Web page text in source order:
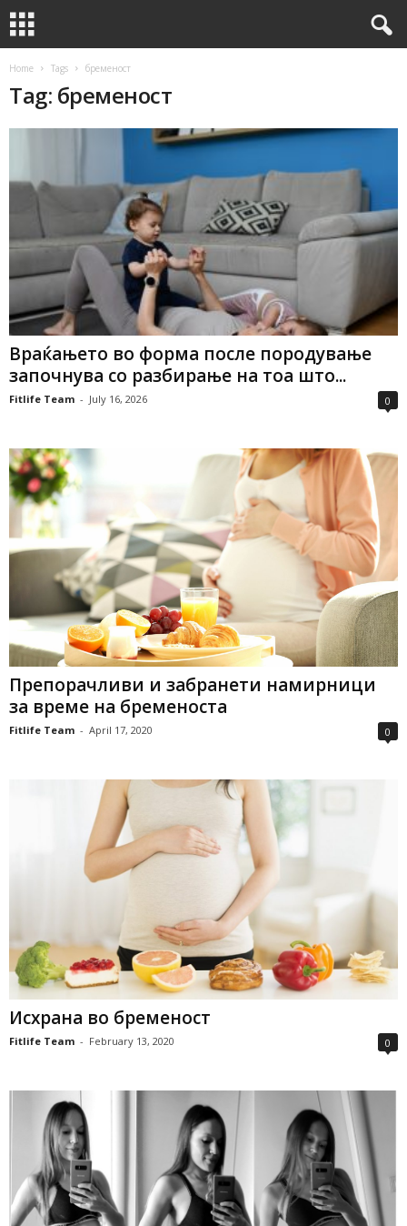
Home Tags бременост
Tag: бременост
Враќањето во форма после породување
започнува со разбирање на тоа што...
Fitlife Team - July 16, 2026 0
Препорачливи и забранети намирници
за време на бременоста
Fitlife Team - April 17, 2020 0
Исхрана во бременост
Fitlife Team - February 13, 2020 0